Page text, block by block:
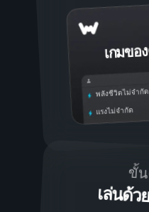
เกมขอ
พลังชีวิตไม่จำกัด
แรงไม่จำกัด
ขั้
เล่นด้ว